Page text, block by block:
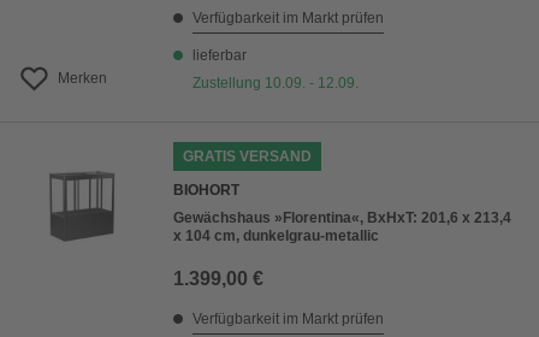
Merken
Verfügbarkeit im Markt prüfen
lieferbar
Zustellung 10.09. - 12.09.
GRATIS VERSAND
BIOHORT
Gewächshaus »Florentina«, BxHxT: 201,6 x 213,4
x 104 cm, dunkelgrau-metallic
1.399,00 €
Verfügbarkeit im Markt prüfen